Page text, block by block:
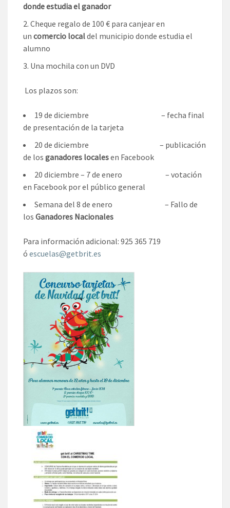
donde estudia el ganador
Cheque regalo de 100 € para canjear en
un comercio localdel municipio donde estudia el
alumno
Una mochila con un DVD
Los plazos son:
19 de diciembre – fecha final
de presentación de la tarjeta
20 de diciembre – publicación
de los ganadores localesen Facebook
20 diciembre – 7 de enero – votación
en Facebook por el público general
Semana del 8 de enero – Fallo de
los Ganadores Nacionales
Para información adicional: 925 365 719
ó escuelas@getbrit.es